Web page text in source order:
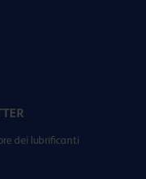
dei lubrificanti